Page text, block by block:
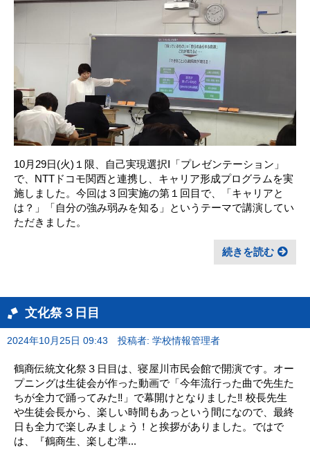
10月29日(火)１限、自己実現選択Ⅰ「プレゼンテーション」
で、NTTドコモ関西と連携し、キャリア形成プログラムを実
施しました。今回は３回実施の第１回目で、「キャリアと
は？」「自分の強み弱みを知る」というテーマで講演してい
ただきました。
続きを読む
文化祭３日目
2024年10月25日 09:43 投稿者: 学校情報管理者
鶴商伝統文化祭３日目は、寝屋川市民会館で開演です。オー
プニングは生徒会が作った動画で「今年流行った曲で先生た
ちが全力で踊ってみた‼︎」で幕開けとなりました‼︎ 校長先生
や生徒会長から、楽しい時間もあっという間になので、最終
日も全力で楽しみましょう！と挨拶がありました。ではで
は、『鶴商生、楽しむ準...